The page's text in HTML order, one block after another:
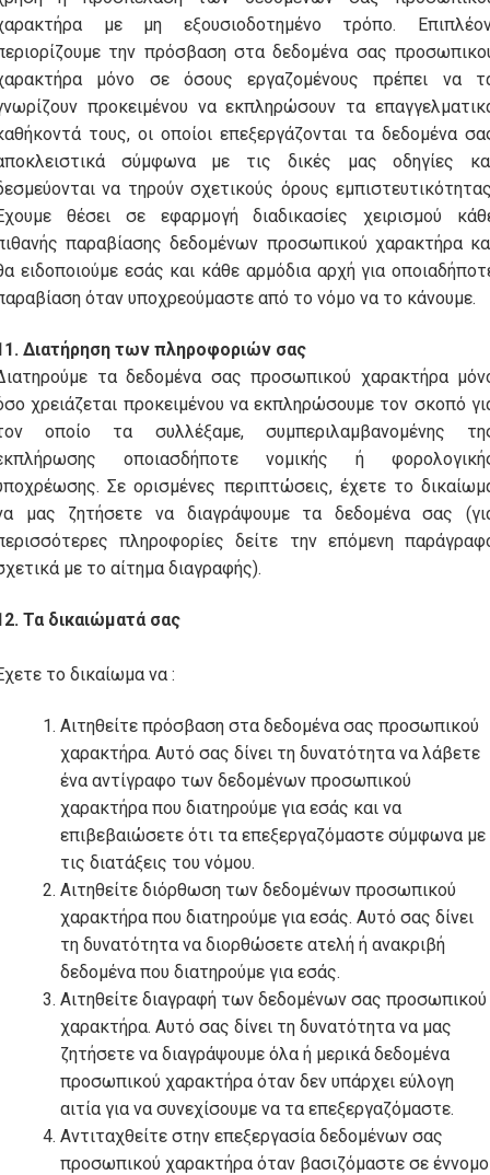
με μη εξουσιοδοτημένο τρόπο.
την πρόσβαση στα δεδομένα σας
μόνο σε όσους εργαζομένους πρέπει να
προκειμένου να εκπληρώσουν τα
τους, οι οποίοι επεξεργάζονται τα δεδομένα
σύμφωνα με τις δικές μας οδηγίες
να τηρούν σχετικούς όρους
θέσει σε εφαρμογή διαδικασίες χειρισμού
παραβίασης δεδομένων προσωπικού χαρακτήρα
ειδοποιούμε εσάς και κάθε αρμόδια αρχή για
όταν υποχρεούμαστε από το νόμο να το κάνουμε.
Διατήρηση των πληροφοριών σας
τα δεδομένα σας προσωπικού χαρακτήρα
χρειάζεται προκειμένου να εκπληρώσουμε τον σκοπό
οποίο τα συλλέξαμε, συμπεριλαμβανομένης
οποιασδήποτε νομικής ή
Σε ορισμένες περιπτώσεις, έχετε το
μας ζητήσετε να διαγράψουμε τα δεδομένα σας
πληροφορίες δείτε την επόμενη
με το αίτημα διαγραφής).
Τα δικαιώματά σας
το δικαίωμα να :
Αιτηθείτε πρόσβαση στα δεδομένα σας προσωπικού
χαρακτήρα. Αυτό σας δίνει τη δυνατότητα να λάβετε
ένα αντίγραφο των δεδομένων προσωπικού
χαρακτήρα που διατηρούμε για εσάς και να
επιβεβαιώσετε ότι τα επεξεργαζόμαστε σύμφωνα με
τις διατάξεις του νόμου.
Αιτηθείτε διόρθωση των δεδομένων προσωπικού
χαρακτήρα που διατηρούμε για εσάς. Αυτό σας δίνει
τη δυνατότητα να διορθώσετε ατελή ή ανακριβή
δεδομένα που διατηρούμε για εσάς.
Αιτηθείτε διαγραφή των δεδομένων σας προσωπικού
χαρακτήρα. Αυτό σας δίνει τη δυνατότητα να μας
ζητήσετε να διαγράψουμε όλα ή μερικά δεδομένα
προσωπικού χαρακτήρα όταν δεν υπάρχει εύλογη
αιτία για να συνεχίσουμε να τα επεξεργαζόμαστε.
Αντιταχθείτε στην επεξεργασία δεδομένων σας
προσωπικού χαρακτήρα όταν βασιζόμαστε σε έννομο